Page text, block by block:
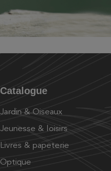
Catalogue
Jardin & Oiseaux
Jeunesse & loisirs
Livres & papeterie
Optique